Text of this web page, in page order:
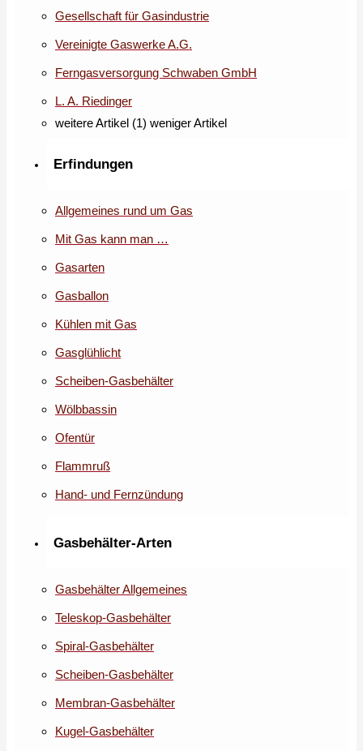
Gesellschaft für Gasindustrie
Vereinigte Gaswerke A.G.
Ferngasversorgung Schwaben GmbH
L. A. Riedinger
weitere Artikel (1) weniger Artikel
Erfindungen
Allgemeines rund um Gas
Mit Gas kann man …
Gasarten
Gasballon
Kühlen mit Gas
Gasglühlicht
Scheiben-Gasbehälter
Wölbbassin
Ofentür
Flammruß
Hand- und Fernzündung
Gasbehälter-Arten
Gasbehälter Allgemeines
Teleskop-Gasbehälter
Spiral-Gasbehälter
Scheiben-Gasbehälter
Membran-Gasbehälter
Kugel-Gasbehälter